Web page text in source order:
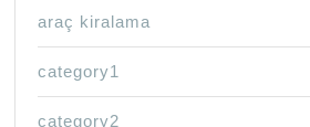
araç kiralama
category1
category2